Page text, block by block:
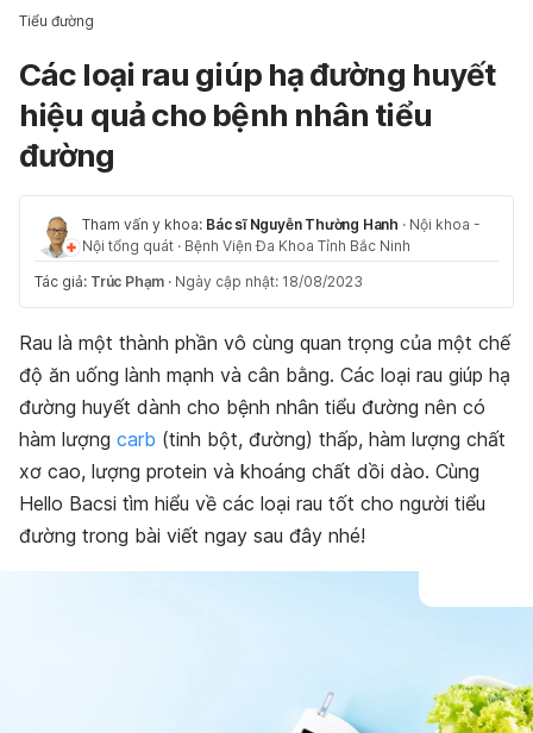
Tiểu đường
Các loại rau giúp hạ đường huyết
hiệu quả cho bệnh nhân tiểu
đường
Tham vấn y khoa: Bác sĩ Nguyễn Thường Hanh · Nội khoa -
Nội tổng quát · Bệnh Viện Đa Khoa Tỉnh Bắc Ninh
Tác giả: Trúc Phạm · Ngày cập nhật: 18/08/2023
Rau là một thành phần vô cùng quan trọng của một chế
độ ăn uống lành mạnh và cân bằng. Các loại rau giúp hạ
đường huyết dành cho bệnh nhân tiểu đường nên có
hàm lượng carb (tinh bột, đường) thấp, hàm lượng chất
xơ cao, lượng protein và khoáng chất dồi dào. Cùng
Hello Bacsi tìm hiểu về các loại rau tốt cho người tiểu
đường trong bài viết ngay sau đây nhé!